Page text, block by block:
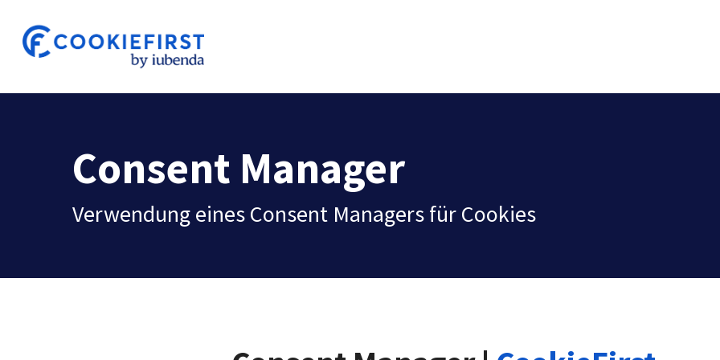
Consent Manager
Verwendung eines Consent Managers für Cookies